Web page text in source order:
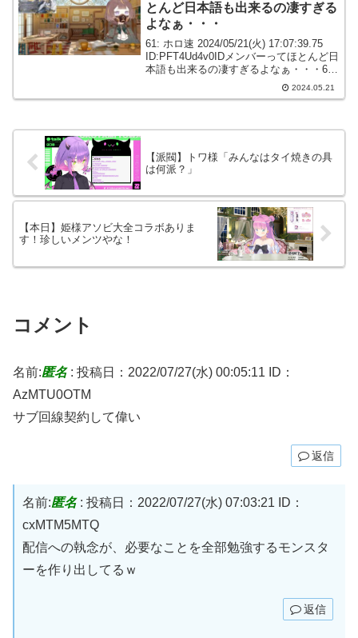
とんど日本語も出来るの凄すぎる
よなぁ・・・
61: ホロ速 2024/05/21(火) 17:07:39.75
ID:PFT4Ud4v0IDメンバーってほとんど日
本語も出来るの凄すぎるよなぁ・・・66:
ホロ速 2024/05/21(火) 17:11:20.202024.05.21
【派閥】トワ様「みんなはタイ焼きの具
は何派？」
【本日】姫様アソビ大全コラボありま
す！珍しいメンツやな！
コメント
名前:匿名: 投稿日：2022/07/27(水) 00:05:11
ID：
AzMTU0OTM
サブ回線契約して偉い
返信
名前:匿名: 投稿日：2022/07/27(水) 07:03:21
ID：
cxMTM5MTQ
配信への執念が、必要なことを全部勉強するモンスタ
ーを作り出してるｗ
返信